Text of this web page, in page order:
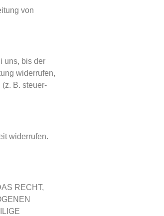
von
uns, bis der
widerrufen,
B. steuer-
widerrufen.
RECHT,